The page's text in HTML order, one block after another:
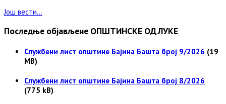
Још вести...
Последње објављене ОПШТИНСКЕ ОДЛУКЕ
Службени лист општине Бајина Башта број 9/2026 (19
MB)
Службени лист општине Бајина Башта број 8/2026
(775 kB)